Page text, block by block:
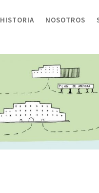
HISTORIA NOSOTROS